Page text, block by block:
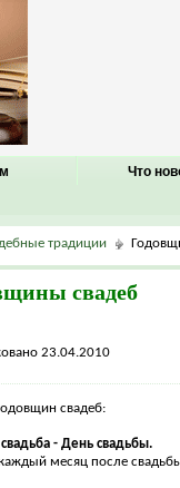
Что
традиции
свадеб
23.04.2010
свадеб:
- День свадьбы.
месяц после